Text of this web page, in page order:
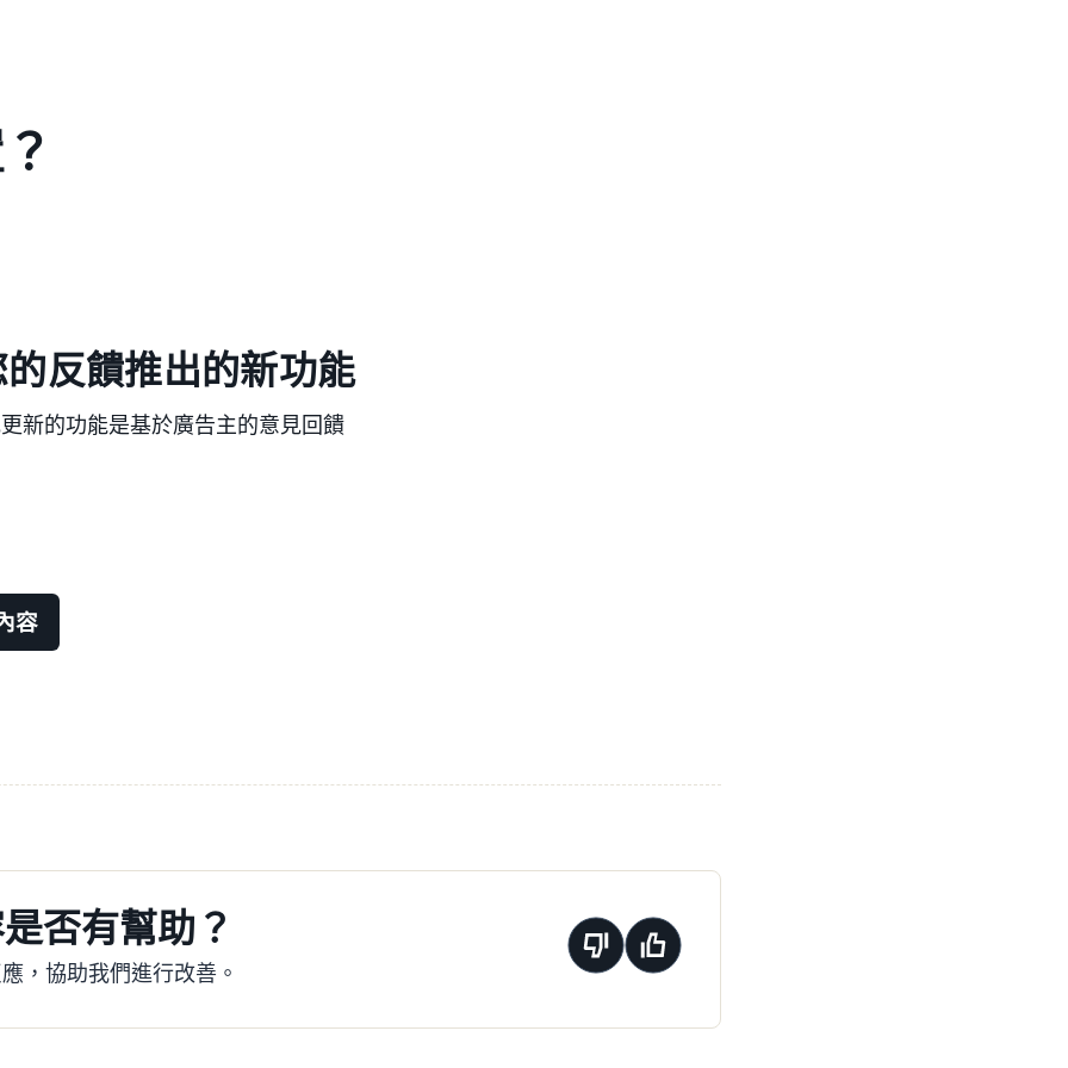
反饋推出的新功能
新的功能是基於廣告主的意見回饋
容
否有幫助？
，協助我們進行改善。